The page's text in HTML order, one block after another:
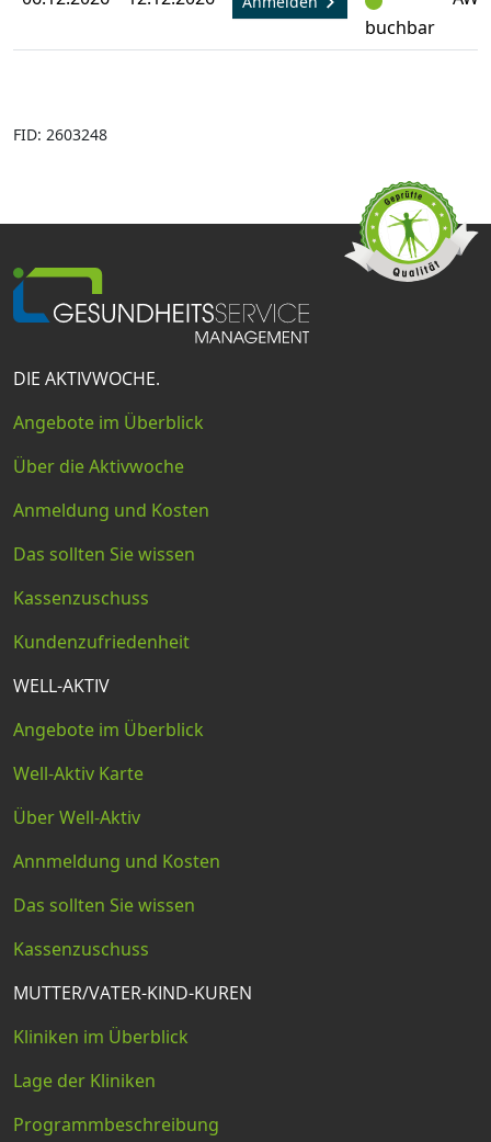
buchbar
FID: 2603248
DIE AKTIVWOCHE.
Angebote im Überblick
Über die Aktivwoche
Anmeldung und Kosten
Das sollten Sie wissen
Kassenzuschuss
Kundenzufriedenheit
WELL-AKTIV
Angebote im Überblick
Well-Aktiv Karte
Über Well-Aktiv
Annmeldung und Kosten
Das sollten Sie wissen
Kassenzuschuss
MUTTER/VATER-KIND-KUREN
Kliniken im Überblick
Lage der Kliniken
Programmbeschreibung